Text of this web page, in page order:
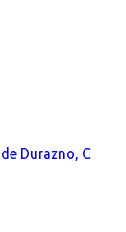
Durazno, C